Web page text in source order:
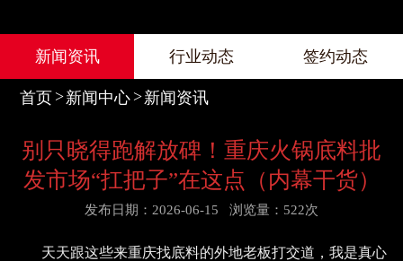
新闻资讯 行业动态 签约动态
首页 新闻中心 新闻资讯
别只晓得跑解放碑！重庆火锅底料批
发市场“扛把子”在这点（内幕干货）
发布日期：2026-06-15 浏览量：522次
天天跟这些来重庆找底料的外地老板打交道，我是真心